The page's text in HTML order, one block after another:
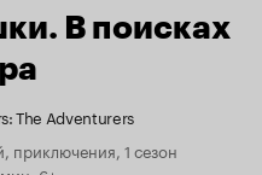
В поисках
The Adventurers
приключения, 1 сезон